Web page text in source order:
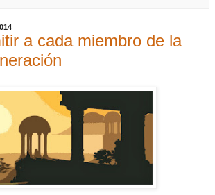
a cada miembro de la